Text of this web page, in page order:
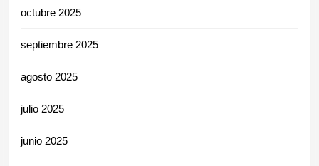
octubre 2025
septiembre 2025
agosto 2025
julio 2025
junio 2025